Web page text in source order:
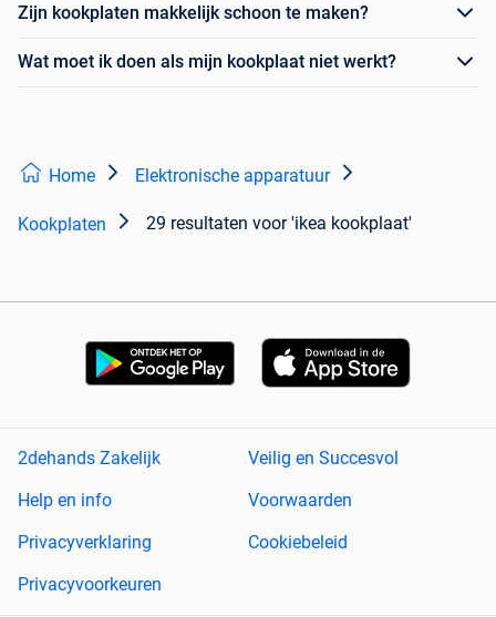
Zijn kookplaten makkelijk schoon te maken?
Wat moet ik doen als mijn kookplaat niet werkt?
Home Elektronische apparatuur
Kookplaten 29 resultaten voor 'ikea kookplaat'
2dehands Zakelijk
Veilig en Succesvol
Help en info
Voorwaarden
Privacyverklaring
Cookiebeleid
Privacyvoorkeuren